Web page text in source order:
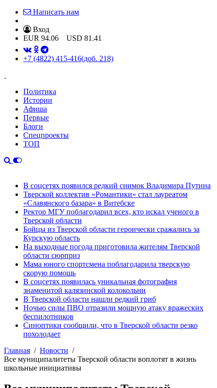
Написать нам
Вход
EUR 94.06 USD 81.41
+7 (4822) 415-416(доб. 218)
Политика
Истории
Афиша
Первые
Блоги
Спецпроекты
ТОП
В соцсетях появился редкий снимок Владимира Путина
Тверской коллектив «Романтики» стал лауреатом
«Славянского базара» в Витебске
Ректор МГУ поблагодарил всех, кто искал ученого в
Тверской области
Бойцы из Тверской области героически сражались за
Курскую область
На выходные погода приготовила жителям Тверской
области сюрприз
Мама юного спортсмена поблагодарила тверскую
скорую помощь
В соцсетях появилась уникальная фотография
знаменитой калязинской колокольни
В Тверской области нашли редкий гриб
Ночью силы ПВО отразили мощную атаку вражеских
беспилотников
Синоптики сообщили, что в Тверской области резко
похолодает
Главная
Новости
Все муниципалитеты Тверской области воплотят в жизнь
школьные инициативы